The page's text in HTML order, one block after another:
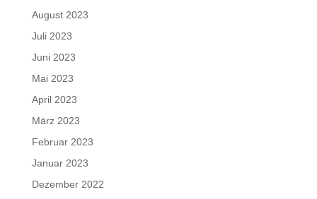
August 2023
Juli 2023
Juni 2023
Mai 2023
April 2023
März 2023
Februar 2023
Januar 2023
Dezember 2022